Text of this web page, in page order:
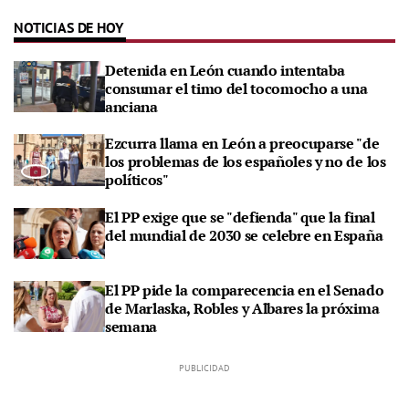
NOTICIAS DE HOY
Detenida en León cuando intentaba
consumar el timo del tocomocho a una
anciana
Ezcurra llama en León a preocuparse "de
los problemas de los españoles y no de los
políticos"
El PP exige que se "defienda" que la final
del mundial de 2030 se celebre en España
El PP pide la comparecencia en el Senado
de Marlaska, Robles y Albares la próxima
semana